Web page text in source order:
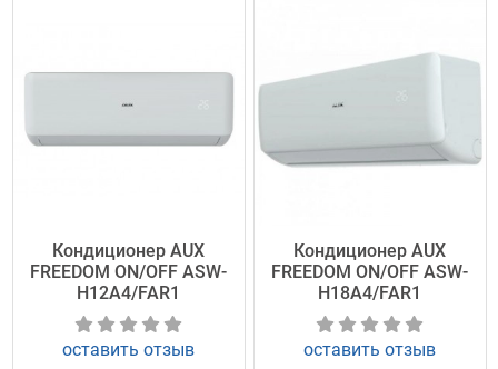
Кондиционер AUX
FREEDOM ON/OFF ASW-
H12A4/FAR1
оставить отзыв
Кондиционер AUX
FREEDOM ON/OFF ASW-
H18A4/FAR1
оставить отзыв